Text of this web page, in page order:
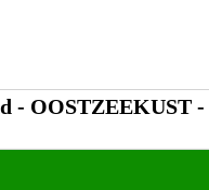
- OOSTZEEKUST